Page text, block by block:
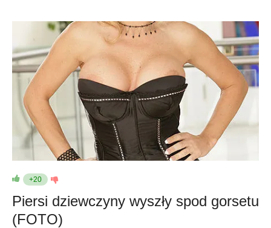
+20
Piersi dziewczyny wyszły spod gorsetu
(FOTO)